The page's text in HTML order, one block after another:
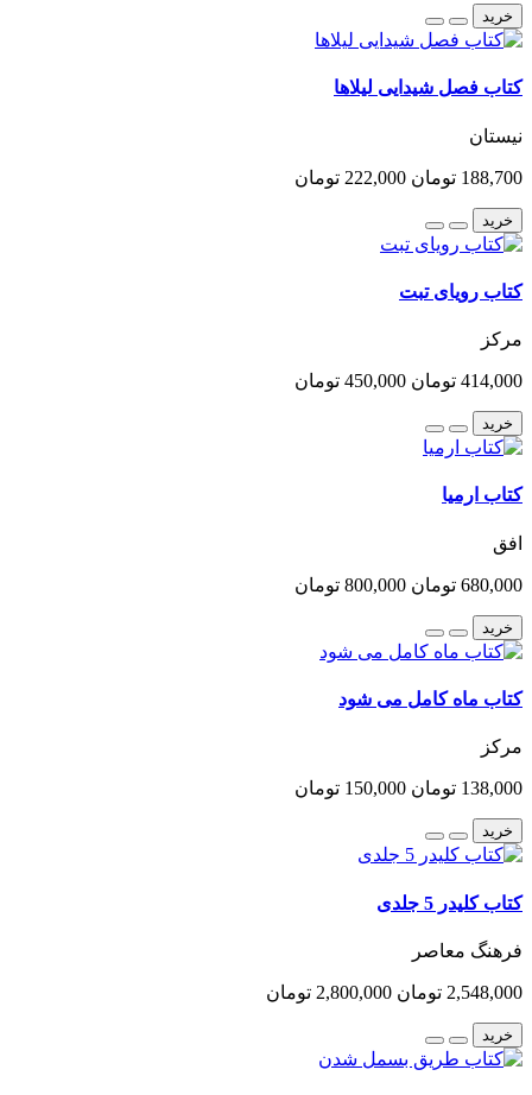
خرید
کتاب فصل شیدایی لیلاها
نیستان
188,700 تومان 222,000 تومان
خرید
کتاب رویای تبت
مرکز
414,000 تومان 450,000 تومان
خرید
کتاب ارمیا
افق
680,000 تومان 800,000 تومان
خرید
کتاب ماه کامل می شود
مرکز
138,000 تومان 150,000 تومان
خرید
کتاب کلیدر 5 جلدی
فرهنگ معاصر
2,548,000 تومان 2,800,000 تومان
خرید